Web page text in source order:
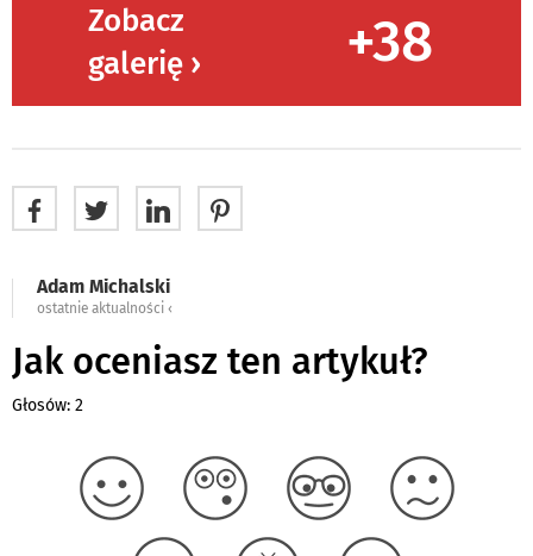
Zobacz
galerię ›
+38
Adam Michalski
ostatnie aktualności ‹
Jak oceniasz ten artykuł?
Głosów: 2